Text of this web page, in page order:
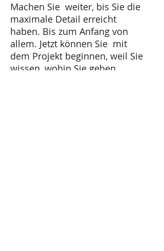
Machen Sie weiter, bis Sie die
maximale Detail erreicht
haben. Bis zum Anfang von
allem. Jetzt können Sie mit
dem Projekt beginnen, weil Sie
wissen, wohin Sie gehen.